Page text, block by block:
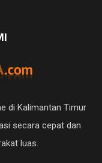
di Kalimantan Timur
secara cepat dan
luas.